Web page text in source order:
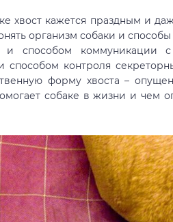
хвост кажется праздным и
организм собаки и
и способом
способом контроля
форму хвоста –
собаке в жизни и чем